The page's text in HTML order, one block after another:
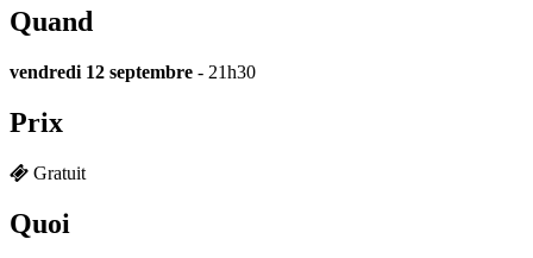
Quand
vendredi 12 septembre - 21h30
Prix
Gratuit
Quoi